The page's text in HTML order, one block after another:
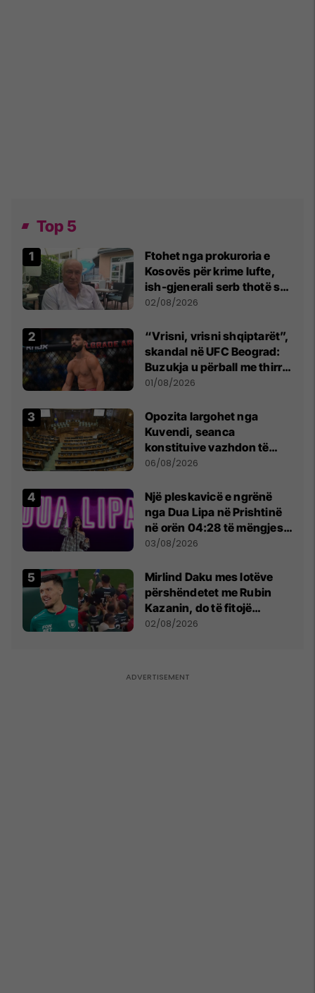
Top 5
Ftohet nga prokuroria e
Kosovës për krime lufte,
ish-gjenerali serb thotë se
dikush e tradhtoi në
02/08/2026
“Vrisni, vrisni shqiptarët”,
skandal në UFC Beograd:
Buzukja u përball me thirrje
anti-shqiptare nga
01/08/2026
Opozita largohet nga
Kuvendi, seanca
konstituive vazhdon të
shtunën në orën 11:00
06/08/2026
Një pleskavicë e ngrënë
nga Dua Lipa në Prishtinë
në orën 04:28 të mëngjesit
- dhe bota digjitale serbe
03/08/2026
Mirlind Daku mes lotëve
përshëndetet me Rubin
Kazanin, do të fitojë
miliona te Spartak Moska
02/08/2026